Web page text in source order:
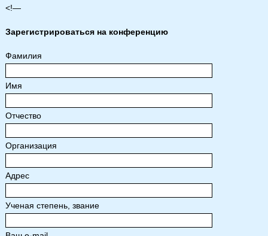
<!—
Зарегистрироваться на конференцию
Фамилия
Имя
Отчество
Организация
Адрес
Ученая степень, звание